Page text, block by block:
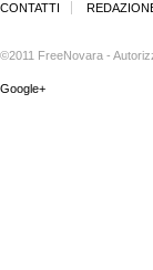
CONTATTI
©2011 FreeNovara -
Google+